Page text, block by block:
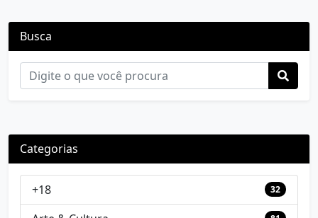
Busca
Categorias
+18 32